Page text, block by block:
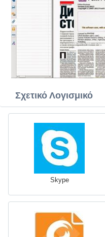
Σχετικό Λογισμικό
Skype